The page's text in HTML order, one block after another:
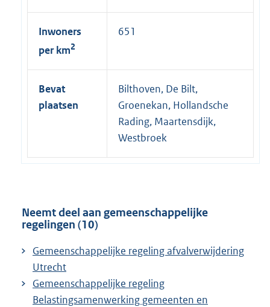
Inwoners
per km2
651
Bevat
plaatsen
Bilthoven, De Bilt,
Groenekan, Hollandsche
Rading, Maartensdijk,
Westbroek
Neemt deel aan gemeenschappelijke
regelingen (10)
Gemeenschappelijke regeling afvalverwijdering
Utrecht
Gemeenschappelijke regeling
Belastingsamenwerking gemeenten en